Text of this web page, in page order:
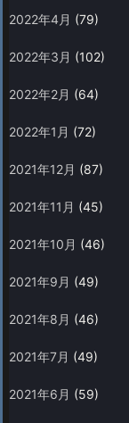
2022年4月 (79)
2022年3月 (102)
2022年2月 (64)
2022年1月 (72)
2021年12月 (87)
2021年11月 (45)
2021年10月 (46)
2021年9月 (49)
2021年8月 (46)
2021年7月 (49)
2021年6月 (59)